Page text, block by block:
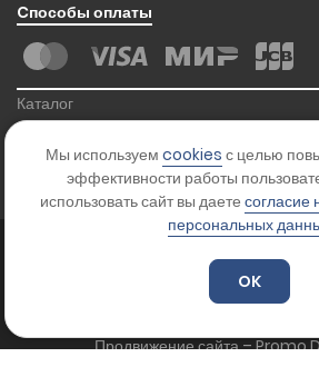
Cпособы оплаты
Каталог
Контакты
. Все права защищены.
Цены на сайте указаны для ознакомления и
Продвижение сайта – Promo
Мы используем cookies с целью
эффективности работы
использовать сайт вы даете согласие
персональных
OK